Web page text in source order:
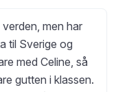
men har
til Sverige og
med Celine, så
gutten i klassen.